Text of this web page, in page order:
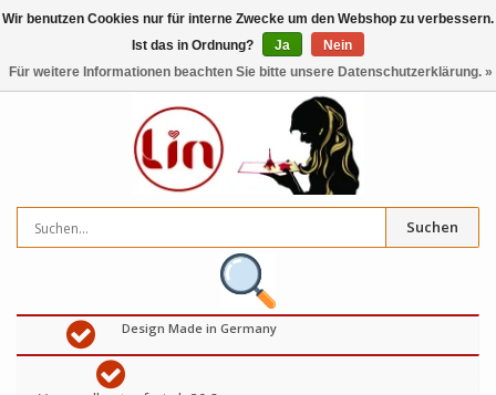
artikel
Suchen
Design Made in Germany
Wir benutzen Cookies nur für interne Zwecke um den Webshop zu verbessern.
Ist das in Ordnung?
Ja
Nein
Für weitere Informationen beachten Sie bitte unsere Datenschutzerklärung. »